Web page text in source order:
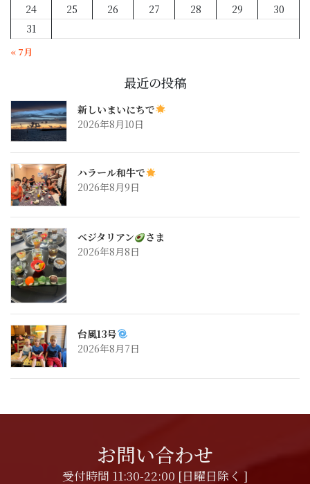
24
25 26 27 28 29
30
31
« 7月
最近の投稿
新しいまいにちで
2026年8月10日
ハラール和牛で
2026年8月9日
ベジタリアン
さま
2026年8月8日
台風13号
2026年8月7日
お問い合わせ
受付時間 11:30-22:00 [日曜日除く ]